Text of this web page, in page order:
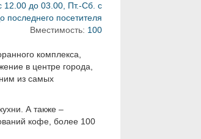
12.00 до 03.00, Пт.-Сб. с
последнего посетителя
Вместимость: 100
комплекса,
в центре города,
из самых
А также –
кофе, более 100